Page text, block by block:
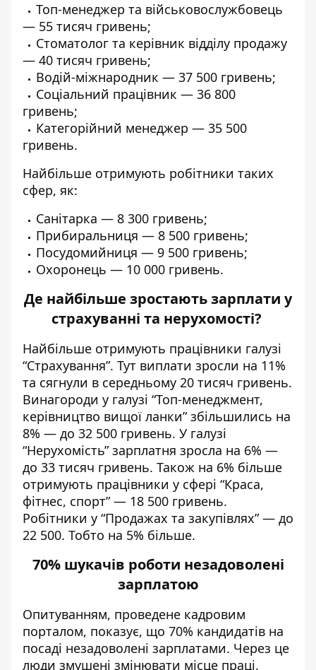
Топ-менеджер та військовослужбовець
— 55 тисяч гривень;
Стоматолог та керівник відділу продажу
— 40 тисяч гривень;
Водій-міжнародник — 37 500 гривень;
Соціальний працівник — 36 800
гривень;
Категорійний менеджер — 35 500
гривень.
Найбільше отримують робітники таких
сфер, як:
Санітарка — 8 300 гривень;
Прибиральниця — 8 500 гривень;
Посудомийниця — 9 500 гривень;
Охоронець — 10 000 гривень.
Де найбільше зростають зарплати у
страхуванні та нерухомості?
Найбільше отримують працівники галузі
“Страхування”. Тут виплати зросли на 11%
та сягнули в середньому 20 тисяч гривень.
Винагороди у галузі “Топ-менеджмент,
керівництво вищої ланки” збільшились на
8% — до 32 500 гривень. У галузі
“Нерухомість” зарплатня зросла на 6% —
до 33 тисяч гривень. Також на 6% більше
отримують працівники у сфері “Краса,
фітнес, спорт” — 18 500 гривень.
Робітники у “Продажах та закупівлях” — до
22 500. Тобто на 5% більше.
70% шукачів роботи незадоволені
зарплатою
Опитуванням, проведене кадровим
порталом, показує, що 70% кандидатів на
посаді незадоволені зарплатами. Через це
люди змушені змінювати місце праці.